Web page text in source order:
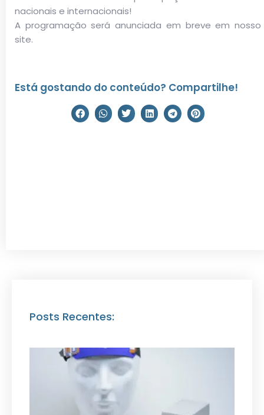
nacionais e internacionais!
A programação será anunciada em breve em nosso
site.
Está gostando do conteúdo? Compartilhe!
Posts Recentes: